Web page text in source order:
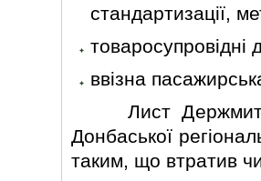
стандартизацiї,
товаросупровiднi
ввiзна
Лист
Донбаської
таким, що втратив